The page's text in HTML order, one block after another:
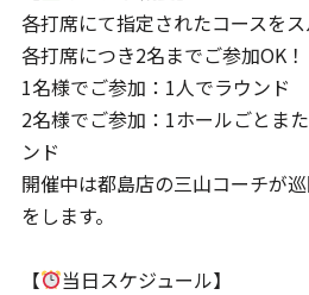
各打席にて指定されたコースをス
各打席につき2名までご参加OK！
1名様でご参加：1人でラウンド
2名様でご参加：1ホールごとま
ンド
開催中は都島店の三山コーチが
をします。
【
当日スケジュール】